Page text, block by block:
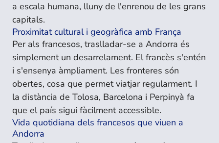
a escala humana, lluny de l'enrenou de les grans
capitals.
Proximitat cultural i geogràfica amb França
Per als francesos, traslladar-se a Andorra és
simplement un desarrelament. El francès s'entén
i s'ensenya àmpliament. Les fronteres són
obertes, cosa que permet viatjar regularment. I
la distància de Tolosa, Barcelona i Perpinyà fa
que el país sigui fàcilment accessible.
Vida quotidiana dels francesos que viuen a
Andorra